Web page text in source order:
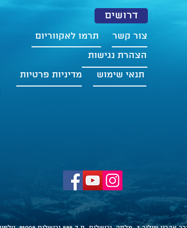
דרושים
תרמו לאקווריום
צור קשר
הצהרת נגישות
תנאי שימוש
מדיניות פרטיות